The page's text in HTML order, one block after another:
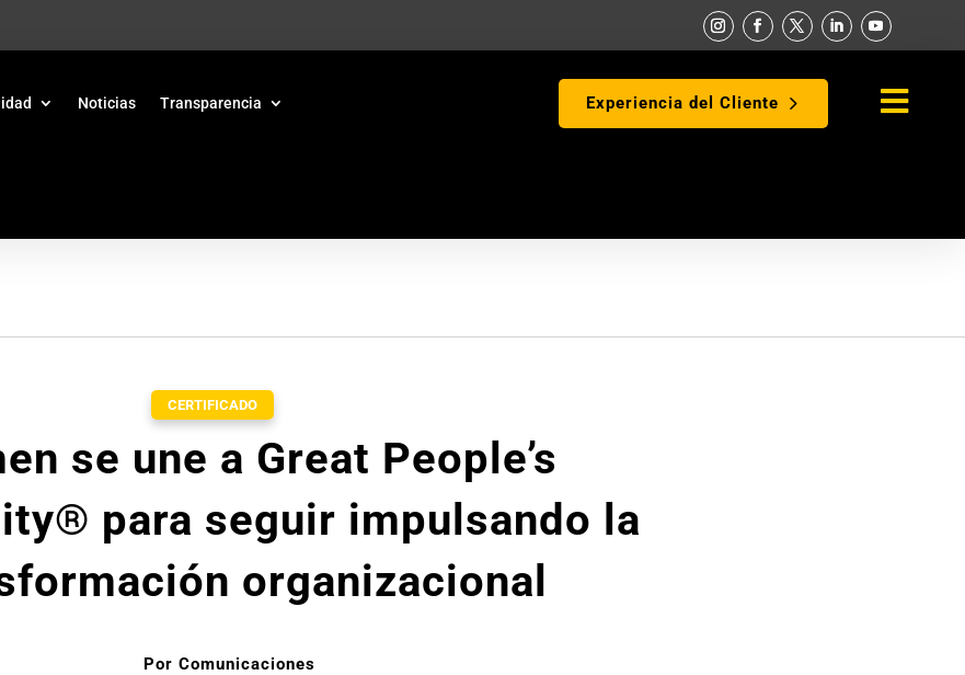
Noticias Transparencia Experiencia del Cliente 
CERTIFICADO
se une a Great People’s
para seguir impulsando la
organizacional
Por Comunicaciones